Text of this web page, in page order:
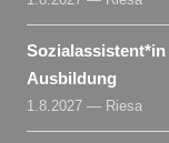
Sozialassistent​*in
Ausbildung
1.8.2027 — Riesa